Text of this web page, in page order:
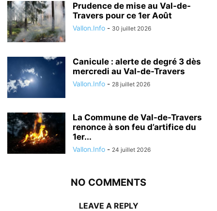
Prudence de mise au Val-de-
Travers pour ce 1er Août
Vallon.Info - 30 juillet 2026
Canicule : alerte de degré 3 dès
mercredi au Val-de-Travers
Vallon.Info - 28 juillet 2026
La Commune de Val-de-Travers
renonce à son feu d’artifice du
1er...
Vallon.Info - 24 juillet 2026
NO COMMENTS
LEAVE A REPLY